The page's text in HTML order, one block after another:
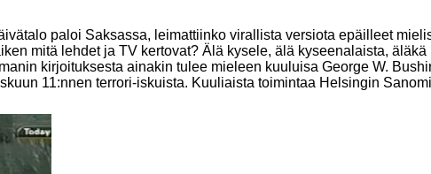
paloi Saksassa, leimattiinko virallista versiota epäilleet
mitä lehdet ja TV kertovat? Älä kysele, älä kyseenalaista, äläkä
kirjoituksesta ainakin tulee mieleen kuuluisa George W.
11:nnen terrori-iskuista. Kuuliaista toimintaa Helsingin